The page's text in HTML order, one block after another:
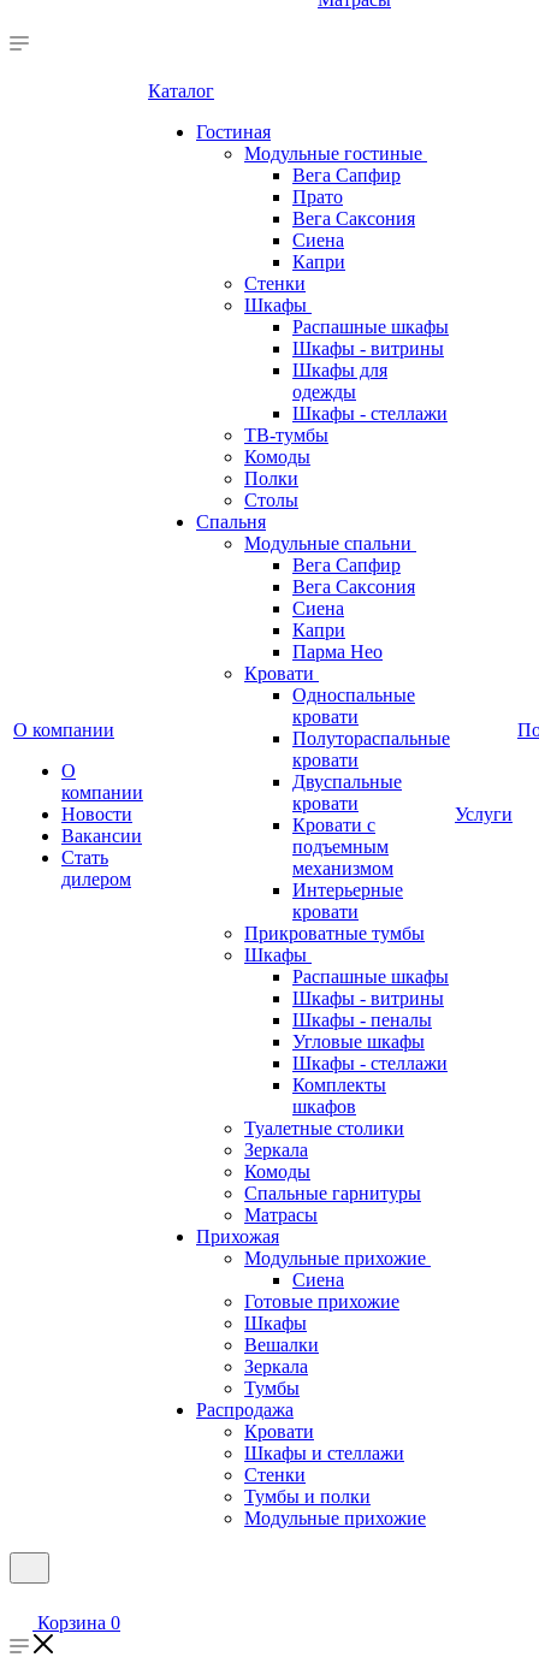
О компании
О
компании
Новости
Вакансии
Стать
дилером
Каталог
Гостиная
Модульные гостиные
Вега Сапфир
Прато
Вега Саксония
Сиена
Капри
Стенки
Шкафы
Распашные шкафы
Шкафы - витрины
Шкафы для
одежды
Шкафы - стеллажи
ТВ-тумбы
Комоды
Полки
Столы
Спальня
Модульные спальни
Вега Сапфир
Вега Саксония
Сиена
Капри
Парма Нео
Кровати
Односпальные
кровати
Полутораспальные
кровати
Двуспальные
кровати
Кровати с
подъемным
механизмом
Интерьерные
кровати
Прикроватные тумбы
Шкафы
Распашные шкафы
Шкафы - витрины
Шкафы - пеналы
Угловые шкафы
Шкафы - стеллажи
Комплекты
шкафов
Туалетные столики
Зеркала
Комоды
Спальные гарнитуры
Матрасы
Прихожая
Модульные прихожие
Сиена
Готовые прихожие
Шкафы
Вешалки
Зеркала
Тумбы
Распродажа
Кровати
Шкафы и стеллажи
Стенки
Тумбы и полки
Модульные прихожие
Услуги
Корзина 0